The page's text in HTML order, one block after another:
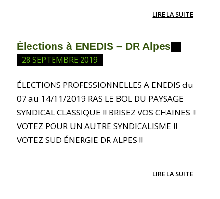
LIRE LA SUITE
Élections à ENEDIS – DR Alpes
28 SEPTEMBRE 2019
ÉLECTIONS PROFESSIONNELLES A ENEDIS du
07 au 14/11/2019 RAS LE BOL DU PAYSAGE
SYNDICAL CLASSIQUE !! BRISEZ VOS CHAINES !!
VOTEZ POUR UN AUTRE SYNDICALISME !!
VOTEZ SUD ÉNERGIE DR ALPES !!
LIRE LA SUITE